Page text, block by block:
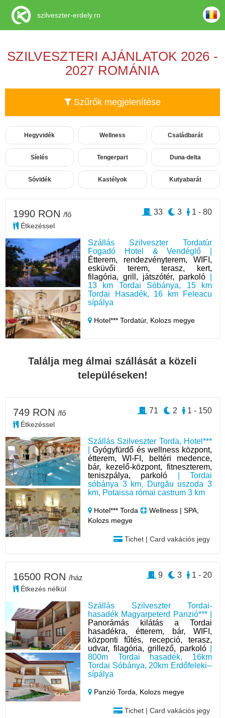
SZILVESZTERI AJÁNLATOK 2026 -
2027 ROMÁNIA
Szűrők megjelenítése
Hegyvidék Wellness Családbarát
Síelés Tengerpart Duna-delta
Sóvidék Kastélyok Kutyabarát
Szállás Szilveszter Tordatúr
Fogadó Hotel & Vendéglő |
Étterem, rendezvényterem, WIFI,
esküvői terem, terasz, kert,
filagória, grill, játszótér, parkoló
13 km Tordai Sóbánya, 15 km
Tordai Hasadék, 16 km Feleacu
sípálya
Hotel*** Tordatúr, Kolozs megye
1990 RON /fő
Étkezéssel
1 - 80
3
33
Találja meg álmai szállását a közeli
településeken!
Szállás Szilveszter Torda, Hotel***
|Gyógyfürdő és wellness központ,
étterem, WI-FI, beltéri medence,
bár, kezelő-központ, fitneszterem,
teniszpálya, parkoló | Tordai
sóbánya 3 km, Durgău uszoda 3
km, Potaissa római castrum 3 km
Hotel*** Torda
Wellness | SPA,
Kolozs megye
Tichet | Card vakációs jegy
749 RON /fő
Étkezéssel
1 - 150
2
71
Szállás Szilveszter Tordai-
hasadék Magyarpeterd Panzió*** |
Panorámás kilátás a Tordai
hasadékra, étterem, bár, WIFI,
központi fűtés, recepció, terasz,
udvar, filagória, grillező, parkoló|
800m Tordai hasadék, 16km
Tordai Sóbánya, 20km Erdőfeleki--
sípálya
Panzió Torda, Kolozs megye
Tichet | Card vakációs jegy
16500 RON /ház
Étkezés nélkül
1 - 20
3
9
szilveszter-erdely.ro